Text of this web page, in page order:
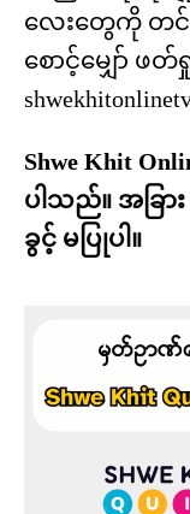
လေးတွေကို တင်
စောင့်မျှော် ဖတ်
Shwe Khit
ပါသည်။ အခြာ
ခွင့် မပြုပါ။